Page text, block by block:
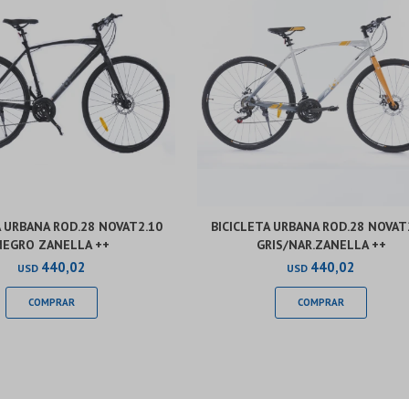
ROD.28 NOVAT2.10
ZANELLA ++
USD 440,02
BICICLETA URBANA ROD.28
GRIS/NAR.ZANELLA ++
USD 440,02